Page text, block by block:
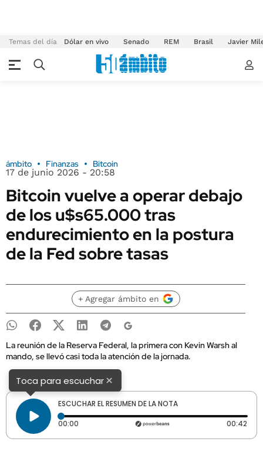
Temas del día Dólar en vivo Senado REM Brasil Javier
ámbito Finanzas Bitcoin
17 de junio 2026 - 20:58
Bitcoin vuelve a operar debajo
de los u$s65.000 tras
endurecimiento en la postura
de la Fed sobre tasas
+ Agregar ámbito en
La reunión de la Reserva Federal, la primera con Kevin Warsh al
mando, se llevó casi toda la atención de la jornada.
Toca para escuchar×
ESCUCHAR EL RESUMEN DE LA NOTA
00:00 Tiempo transcurrido: 0 segundos 00:42